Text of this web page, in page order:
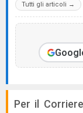
Tutti gli articoli →
Per il